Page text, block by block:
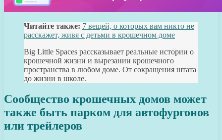
Читайте также: 7 вещей, о которых вам никто не
расскажет, живя с детьми в крошечном доме
Big Little Spaces рассказывает реальные истории о
крошечной жизни и вырезании крошечного
пространства в любом доме. От сокращения штата
до жизни в школе.
Сообщество крошечных домов может
также быть парком для автофургонов
или трейлеров